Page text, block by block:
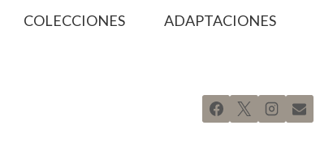
COLECCIONES ADAPTACIONES